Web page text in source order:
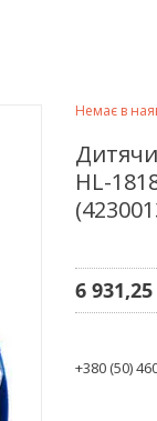
Немає в
HL-
6
+380 (50)